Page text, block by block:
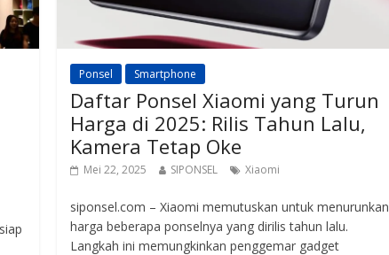
Ponsel Smartphone
Daftar Ponsel Xiaomi yang Turun
Harga di 2025: Rilis Tahun Lalu,
Kamera Tetap Oke
Mei 22, 2025 SIPONSEL Xiaomi
siponsel.com – Xiaomi memutuskan untuk menurunkan
harga beberapa ponselnya yang dirilis tahun lalu.
Langkah ini memungkinkan penggemar gadget